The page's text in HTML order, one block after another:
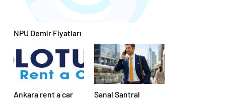
NPU Demir Fiyatları
Ankara rent a car Sanal Santral